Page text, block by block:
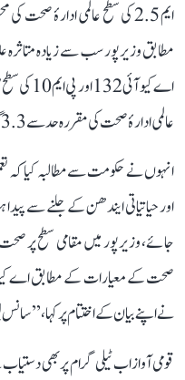
مطابق وزیرپور سب سے زیادہ متاثرہ
عالمی ادارۂ صحت کی مقررہ حد سے 3.3 گنا زیادہ ہے۔
انہوں نے حکومت سے مطالبہ کیا کہ
اور حیاتیاتی ایندھن کے جلنے سے
جائے، وزیرپور میں مقامی سطح پر صحت
صحت کے معیارات کے مطابق اے
نے اپنے بیان کے اختتام پر کہا،
قومی آواز اب ٹیلی گرام پر بھی